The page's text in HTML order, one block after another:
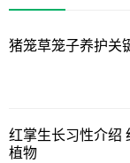
猪笼草笼子养护关
红掌生长习性介绍
植物